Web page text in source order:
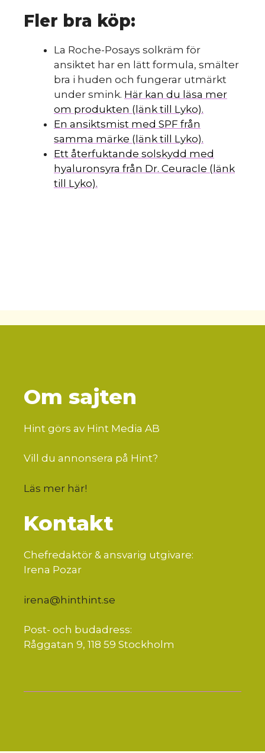
Fler bra köp:
La Roche-Posays solkräm för
ansiktet har en lätt formula, smälter
bra i huden och fungerar utmärkt
under smink. Här kan du läsa mer
om produkten (länk till Lyko).
En ansiktsmist med SPF från
samma märke (länk till Lyko).
Ett återfuktande solskydd med
hyaluronsyra från Dr. Ceuracle (länk
till Lyko).
Om sajten
Hint görs av Hint Media AB
Vill du annonsera på Hint?
Läs mer här!
Kontakt
Chefredaktör & ansvarig utgivare:
Irena Pozar
irena@hinthint.se
Post- och budadress:
Råggatan 9, 118 59 Stockholm